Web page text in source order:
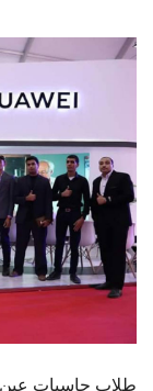
طلاب حاسبات عين